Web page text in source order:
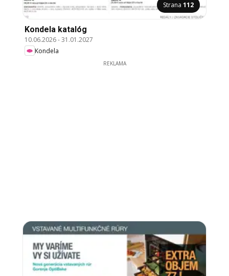
Strana 112
Kondela katalóg
10.06.2026-31.01.2027
Kondela
REKLAMA